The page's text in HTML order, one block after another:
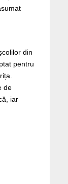
din
pentru
de
iar